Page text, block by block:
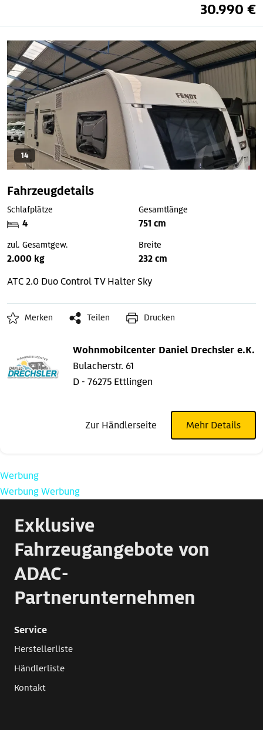
30.990 €
14
Fahrzeugdetails
Schlafplätze
4
Gesamtlänge
751 cm
zul. Gesamtgew.
2.000 kg
Breite
232 cm
ATC 2.0 Duo ControlTV Halter Sky
Merken Teilen Drucken
Wohnmobilcenter Daniel Drechsler e.K.
Bulacherstr. 61
D - 76275 Ettlingen
Zur Händlerseite Mehr Details
Werbung
WerbungWerbung
Exklusive
Fahrzeugangebote von
ADAC-
Partnerunternehmen
Service
Herstellerliste
Händlerliste
Kontakt